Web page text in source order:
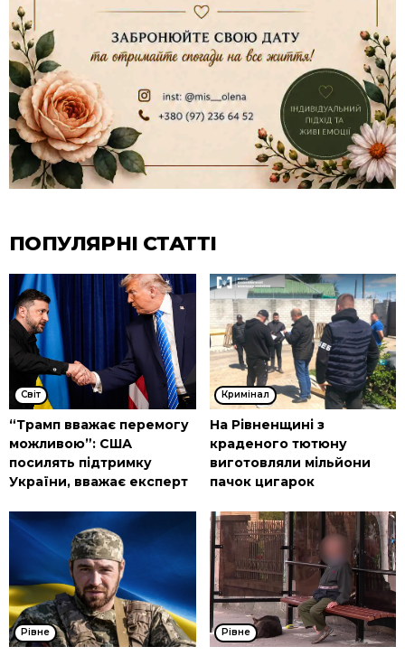
ПОПУЛЯРНІ СТАТТІ
Cвіт
“Трамп вважає перемогу
можливою”: США
посилять підтримку
України, вважає експерт
Кримінал
На Рівненщині з
краденого тютюну
виготовляли мільйони
пачок цигарок
Рівне Рівне